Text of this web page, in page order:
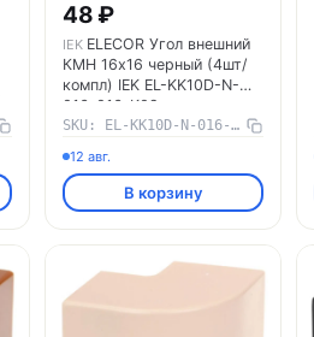
48 ₽
IEK ELECOR Угол внешний
КМН 16х16 черный (4шт/
компл) IEK EL-KK10D-N-
016-016-K02
SKU: EL-KK10D-N-016-016-K02
12 авг.
В корзину